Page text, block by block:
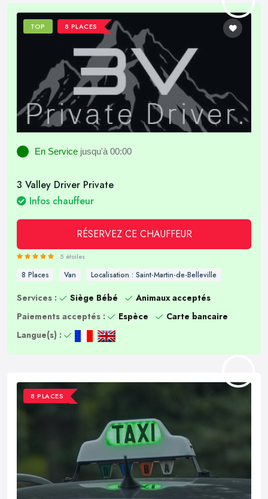
TOP 8 PLACES
En Service jusqu'à 00:00
3 Valley Driver Private
Infos chauffeur
RÉSERVEZ CE CHAUFFEUR
5 étoiles
8 Places Van Localisation : Saint-Martin-de-Belleville
Services : Siège Bébé
Animaux acceptés
Paiements acceptés :
Espèce
Carte bancaire
Langue(s) :
8 PLACES